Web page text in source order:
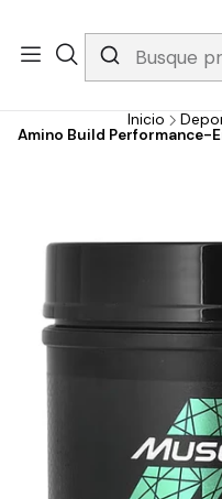
Whatsapp 3229079958/ Fijo
gratis apartir de 199.000!
Inicio
Amino Build Performance-